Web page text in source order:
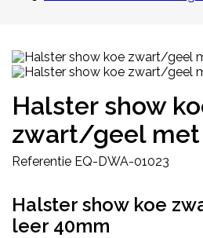
Halster show
zwart/geel met
Referentie EQ-DWA-01023
Halster show koe
leer 40mm